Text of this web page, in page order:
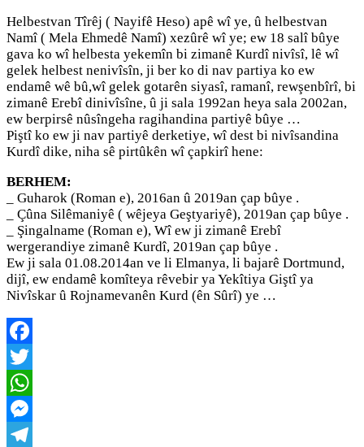
Helbestvan Tîrêj ( Nayifê Heso) apê wî ye, û helbestvan
Namî ( Mela Ehmedê Namî) xezûrê wî ye; ew 18 salî bûye
gava ko wî helbesta yekemîn bi zimanê Kurdî nivîsî, lê wî
gelek helbest nenivîsîn, ji ber ko di nav partiya ko ew
endamê wê bû,wî gelek gotarên siyasî, ramanî, rewşenbîrî, bi
zimanê Erebî dinivîsîne, û ji sala 1992an heya sala 2002an,
ew berpirsê nûsîngeha ragihandina partiyê bûye …
Piştî ko ew ji nav partiyê derketiye, wî dest bi nivîsandina
Kurdî dike, niha sê pirtûkên wî çapkirî hene:
BERHEM:
_ Guharok (Roman e), 2016an û 2019an çap bûye .
_ Çûna Silêmaniyê ( wêjeya Geştyariyê), 2019an çap bûye .
_ Şingalname (Roman e), Wî ew ji zimanê Erebî
wergerandiye zimanê Kurdî, 2019an çap bûye .
Ew ji sala 01.08.2014an ve li Elmanya, li bajarê Dortmund,
dijî, ew endamê komîteya rêvebir ya Yekîtiya Giştî ya
Nivîskar û Rojnamevanên Kurd (ên Sûrî) ye …
Facebook
Twitter
WhatsApp
Messenger